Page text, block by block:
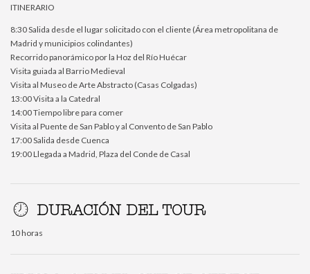
ITINERARIO
8:30 Salida desde el lugar solicitado con el cliente (Área metropolitana de
Madrid y municipios colindantes)
Recorrido panorámico por la Hoz del Río Huécar
Visita guiada al Barrio Medieval
Visita al Museo de Arte Abstracto (Casas Colgadas)
13:00 Visita a la Catedral
14:00 Tiempo libre para comer
Visita al Puente de San Pablo y al Convento de San Pablo
17:00 Salida desde Cuenca
19:00 Llegada a Madrid, Plaza del Conde de Casal
DURACIÓN DEL TOUR
10 horas